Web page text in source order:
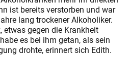
ist bereits verstorben und war
lang trockener Alkoholiker.
etwas gegen die Krankheit
es bei ihm getan, als sein
drohte, erinnert sich Edith.